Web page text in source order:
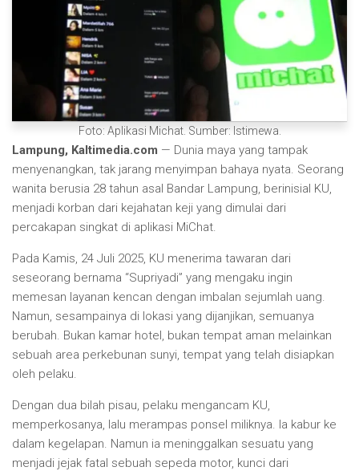
Foto: Aplikasi Michat. Sumber: Istimewa.
Lampung, Kaltimedia.com — Dunia maya yang tampak
menyenangkan, tak jarang menyimpan bahaya nyata. Seorang
wanita berusia 28 tahun asal Bandar Lampung, berinisial KU,
menjadi korban dari kejahatan keji yang dimulai dari
percakapan singkat di aplikasi MiChat.
Pada Kamis, 24 Juli 2025, KU menerima tawaran dari
seseorang bernama “Supriyadi” yang mengaku ingin
memesan layanan kencan dengan imbalan sejumlah uang.
Namun, sesampainya di lokasi yang dijanjikan, semuanya
berubah. Bukan kamar hotel, bukan tempat aman melainkan
sebuah area perkebunan sunyi, tempat yang telah disiapkan
oleh pelaku.
Dengan dua bilah pisau, pelaku mengancam KU,
memperkosanya, lalu merampas ponsel miliknya. Ia kabur ke
dalam kegelapan. Namun ia meninggalkan sesuatu yang
menjadi jejak fatal sebuah sepeda motor, kunci dari